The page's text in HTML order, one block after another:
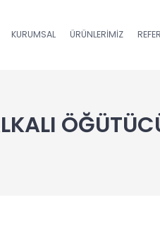
KURUMSAL ÜRÜNLERIMIZ